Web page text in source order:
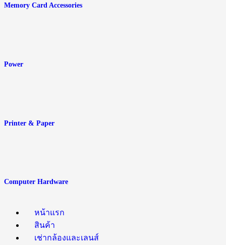
Memory Card Accessories
Power
Printer & Paper
Computer Hardware
หน้าแรก
สินค้า
เช่ากล้องและเลนส์